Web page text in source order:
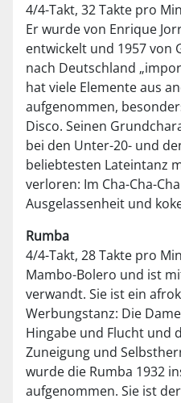
4/4-Takt, 32 Takte pro
Er wurde von Enrique
entwickelt und 1957 von
nach Deutschland
hat viele Elemente aus
aufgenommen,
Disco. Seinen
bei den Unter-20- und
beliebtesten Lateintanz
verloren: Im Cha-Cha-
Ausgelassenheit und
Rumba
4/4-Takt, 28 Takte pro
Mambo-Bolero und ist
verwandt. Sie ist ein
Werbungstanz: Die
Hingabe und Flucht und
Zuneigung und
wurde die Rumba 1932
aufgenommen. Sie ist